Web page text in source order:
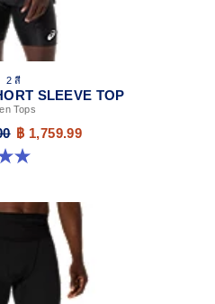
2 สี
SLEEVE TOP
Tops
฿ 1,759.99